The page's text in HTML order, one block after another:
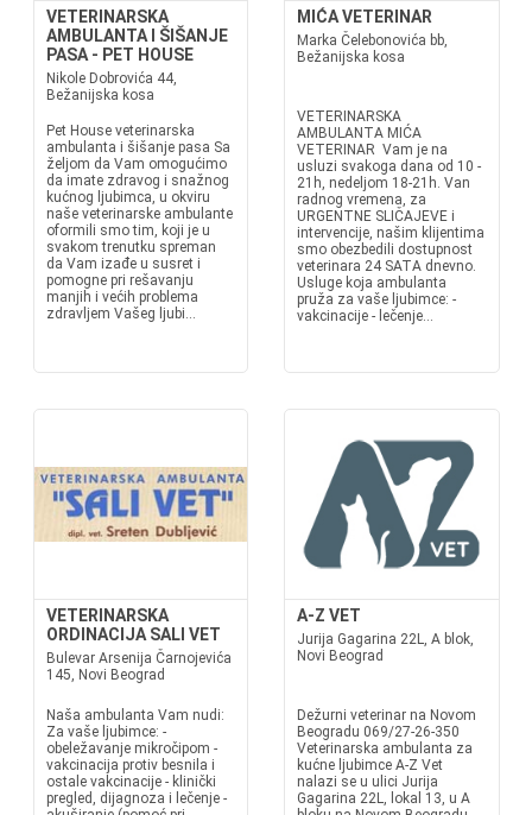
VETERINARSKA
AMBULANTA I ŠIŠANJE
PASA - PET HOUSE
Nikole Dobrovića 44,
Bežanijska kosa
Pet House veterinarska
ambulanta i šišanje pasa Sa
željom da Vam omogućimo
da imate zdravog i snažnog
kućnog ljubimca, u okviru
naše veterinarske ambulante
oformili smo tim, koji je u
svakom trenutku spreman
da Vam izađe u susret i
pomogne pri rešavanju
manjih i većih problema
zdravljem Vašeg ljubi...
MIĆA VETERINAR
Marka Čelebonovića bb,
Bežanijska kosa
VETERINARSKA
AMBULANTA MIĆA
VETERINAR Vam je na
usluzi svakoga dana od 10 -
21h, nedeljom 18-21h. Van
radnog vremena, za
URGENTNE SLIČAJEVE i
intervencije, našim klijentima
smo obezbedili dostupnost
veterinara 24 SATA dnevno.
Usluge koja ambulanta
pruža za vaše ljubimce: -
vakcinacije - lečenje...
VETERINARSKA
ORDINACIJA SALI VET
Bulevar Arsenija Čarnojevića
145, Novi Beograd
Naša ambulanta Vam nudi:
Za vaše ljubimce: -
obeležavanje mikročipom -
vakcinacija protiv besnila i
ostale vakcinacije - klinički
pregled, dijagnoza i lečenje -
A-Z VET
Jurija Gagarina 22L, A blok,
Novi Beograd
Dežurni veterinar na Novom
Beogradu 069/27-26-350
Veterinarska ambulanta za
kućne ljubimce A-Z Vet
nalazi se u ulici Jurija
Gagarina 22L, lokal 13, u A